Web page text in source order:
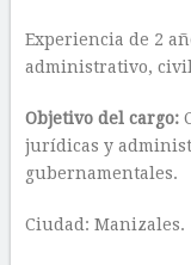
Experiencia de 2
administrativo,
Objetivo del cargo:
jurídicas y
gubernamentales.
Ciudad: Manizales.